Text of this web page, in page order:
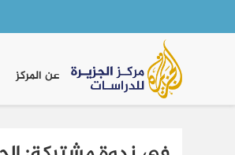
Main
navigation عن المركز